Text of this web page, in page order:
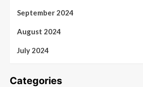
September 2024
August 2024
July 2024
Categories